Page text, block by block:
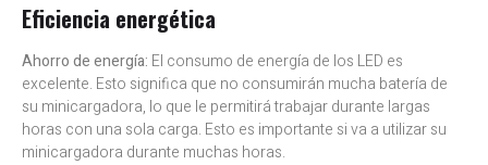
Eficiencia energética
Ahorro de energía: El consumo de energía de los LED es
excelente. Esto significa que no consumirán mucha batería de
su minicargadora, lo que le permitirá trabajar durante largas
horas con una sola carga. Esto es importante si va a utilizar su
minicargadora durante muchas horas.